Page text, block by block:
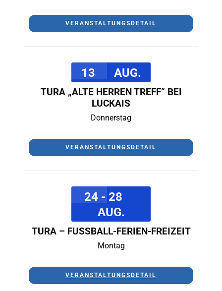
VERANSTALTUNGSDETAIL
13 AUG.
TURA „ALTE HERREN TREFF“ BEI
LUCKAIS
Donnerstag
VERANSTALTUNGSDETAIL
24 - 28
AUG.
TURA – FUSSBALL-FERIEN-FREIZEIT
Montag
VERANSTALTUNGSDETAIL